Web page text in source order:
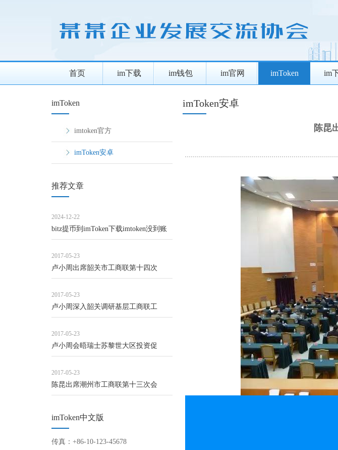
首页 im下载 im钱包 im官网 imToken im
imToken
imtoken官方
imToken安卓
推荐文章
2024-12-22
bitz提币到imToken下载imtoken没到账
2017-05-23
卢小周出席韶关市工商联第十四次
2017-05-23
卢小周深入韶关调研基层工商联工
2017-05-23
卢小周会晤瑞士苏黎世大区投资促
2017-05-23
陈昆出席潮州市工商联第十三次会
imToken中文版
传真：+86-10-123-45678
imToken安卓
陈昆